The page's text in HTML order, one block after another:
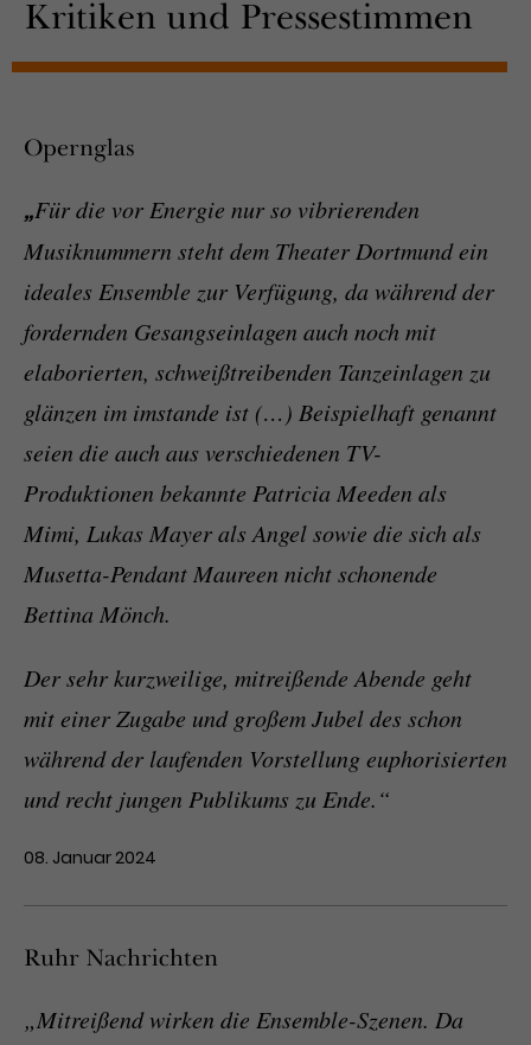
Kritiken und Pressestimmen
Opernglas
„Für die vor Energie nur so vibrierenden
Musiknummern steht dem Theater Dortmund ein
ideales Ensemble zur Verfügung, da während der
fordernden Gesangseinlagen auch noch mit
elaborierten, schweißtreibenden Tanzeinlagen zu
glänzen im imstande ist (…) Beispielhaft genannt
seien die auch aus verschiedenen TV-
Produktionen bekannte Patricia Meeden als
Mimi, Lukas Mayer als Angel sowie die sich als
Musetta-Pendant Maureen nicht schonende
Bettina Mönch.
Der sehr kurzweilige, mitreißende Abende geht
mit einer Zugabe und großem Jubel des schon
während der laufenden Vorstellung euphorisierten
und recht jungen Publikums zu Ende.“
08. Januar 2024
Ruhr Nachrichten
„Mitreißend wirken die Ensemble-Szenen. Da